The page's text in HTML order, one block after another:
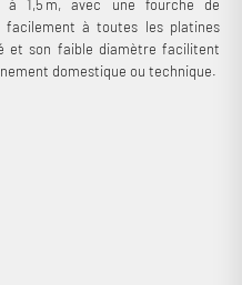
à 1,5 m, avec une fourche de
facilement à toutes les platines
et son faible diamètre facilitent
domestique ou technique.